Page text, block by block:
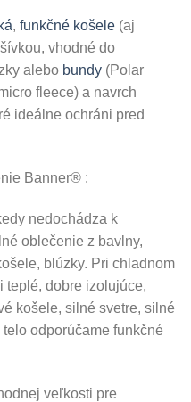
, funkčné košele (aj
vhodné do
alebo bundy (Polar
fleece) a navrch
ideálne ochráni pred
Banner® :
nedochádza k
oblečenie z bavlny,
blúzky. Pri chladnom
teplé, dobre izolujúce,
košele, silné svetre, silné
odporúčame funkčné
veľkosti pre